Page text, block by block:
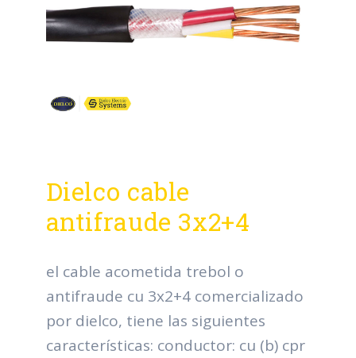
Dielco cable
antifraude 3x2+4
el cable acometida trebol o
antifraude cu 3x2+4 comercializado
por dielco, tiene las siguientes
características: conductor: cu (b) cpr